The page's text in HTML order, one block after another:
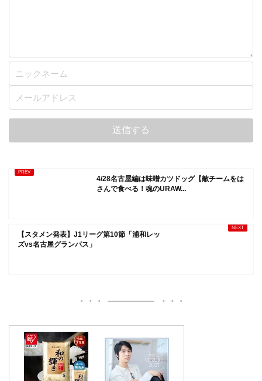
4/28名古屋編は味噌カツドッグ【敵チームをは
さんで食べる！魂のURAW...
【スタメン発表】J1リーグ第10節「浦和レッ
ズvs名古屋グランパス」